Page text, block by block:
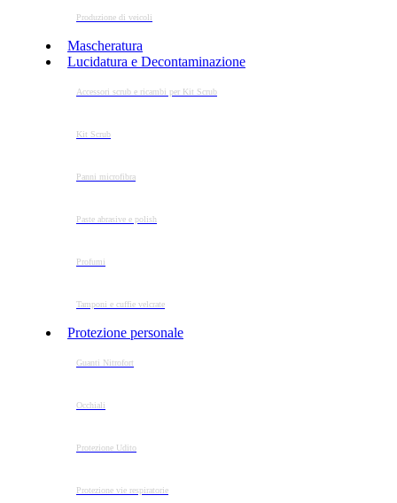
Produzione di veicoli
Mascheratura
Lucidatura e Decontaminazione
Accessori scrub e ricambi per Kit Scrub
Kit Scrub
Panni microfibra
Paste abrasive e polish
Profumi
Tamponi e cuffie velcrate
Protezione personale
Guanti Nitrofort
Occhiali
Protezione Udito
Protezione vie respiratorie